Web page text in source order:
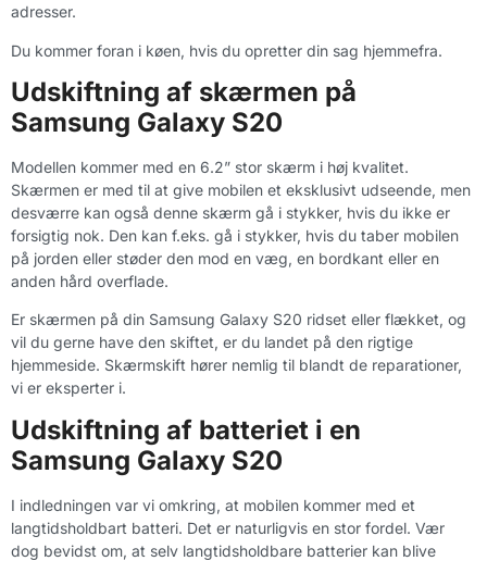
adresser.
Du kommer foran i køen, hvis du opretter din sag hjemmefra.
Udskiftning af skærmen på
Samsung Galaxy S20
Modellen kommer med en 6.2” stor skærm i høj kvalitet.
Skærmen er med til at give mobilen et eksklusivt udseende, men
desværre kan også denne skærm gå i stykker, hvis du ikke er
forsigtig nok. Den kan f.eks. gå i stykker, hvis du taber mobilen
på jorden eller støder den mod en væg, en bordkant eller en
anden hård overflade.
Er skærmen på din Samsung Galaxy S20 ridset eller flækket, og
vil du gerne have den skiftet, er du landet på den rigtige
hjemmeside. Skærmskift hører nemlig til blandt de reparationer,
vi er eksperter i.
Udskiftning af batteriet i en
Samsung Galaxy S20
I indledningen var vi omkring, at mobilen kommer med et
langtidsholdbart batteri. Det er naturligvis en stor fordel. Vær
dog bevidst om, at selv langtidsholdbare batterier kan blive